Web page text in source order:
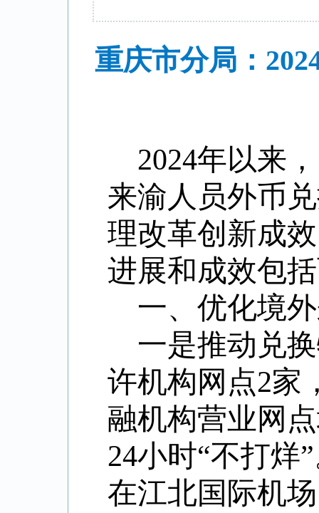
重庆市分局：
2024年以来
来渝人员外币
理改革创新成
进展和成效包
一、优化境
一是推动兑
许机构网点2家
融机构营业网
24小时“不打烊
在江北国际机